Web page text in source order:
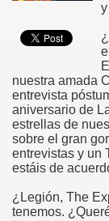
nuestra amada
entrevista
aniversario de
estrellas de
sobre el gran
entrevistas y un
estáis de
¿Legión, The
tenemos.